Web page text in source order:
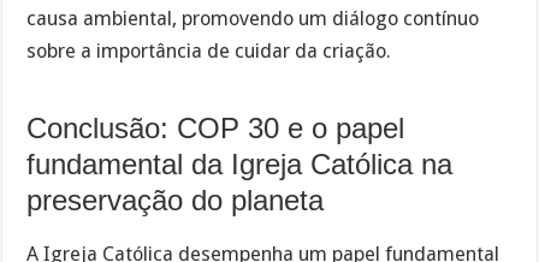
causa ambiental, promovendo um diálogo contínuo
sobre a importância de cuidar da criação.
Conclusão: COP 30 e o papel
fundamental da Igreja Católica na
preservação do planeta
A Igreja Católica desempenha um papel fundamental